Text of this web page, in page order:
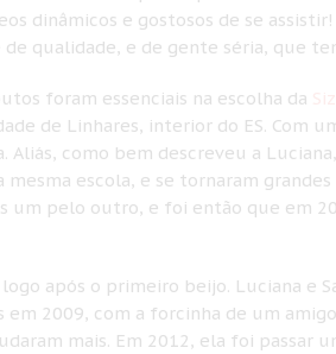
dinâmicos e gostosos de se
de qualidade, e de gente séria, que
foram essenciais na escolha da
de Linhares, interior do ES. Com
como bem descreveu a
escola, e se tornaram
um pelo outro, e foi então que em
após o primeiro beijo. Luciana e
em 2009, com a forcinha de um
mais. Em 2012, ela foi passar